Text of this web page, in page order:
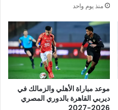
منذ يوم واحد
موعد مباراة الأهلي والزمالك في
ديربي القاهرة بالدوري المصري
2026-2027